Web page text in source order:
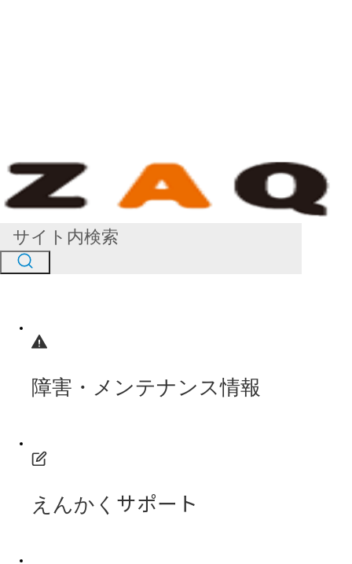
障害・メンテナンス情報
えんかくサポート